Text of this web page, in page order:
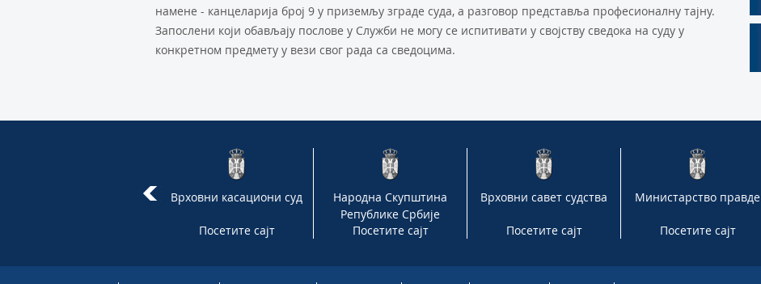
намене - канцеларија број 9 у приземљу зграде суда, а разговор представља професионалну тајну.
Запослени који обављају послове у Служби не могу се испитивати у својству сведока на суду у
конкретном предмету у вези свог рада са сведоцима.
Влада Републике Србије Врховни касациони суд
Посетите сајт
Народна Скупштина
Републике Србије
Посетите сајт
Врховни савет судства
Посетите сајт
Министарство правде
Посетите сајт